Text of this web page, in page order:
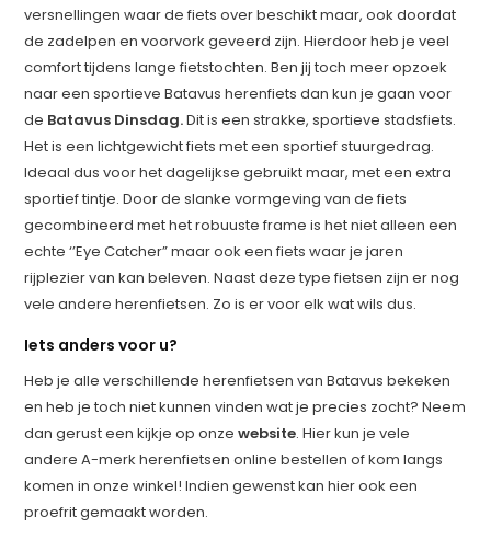
versnellingen waar de fiets over beschikt maar, ook doordat
de zadelpen en voorvork geveerd zijn. Hierdoor heb je veel
comfort tijdens lange fietstochten. Ben jij toch meer opzoek
naar een sportieve Batavus herenfiets dan kun je gaan voor
de Batavus Dinsdag.Dit is een strakke, sportieve stadsfiets.
Het is een lichtgewicht fiets met een sportief stuurgedrag.
Ideaal dus voor het dagelijkse gebruikt maar, met een extra
sportief tintje. Door de slanke vormgeving van de fiets
gecombineerd met het robuuste frame is het niet alleen een
echte ‘’Eye Catcher” maar ook een fiets waar je jaren
rijplezier van kan beleven. Naast deze type fietsen zijn er nog
vele andere herenfietsen. Zo is er voor elk wat wils dus.
Iets anders voor u?
Heb je alle verschillende herenfietsen van Batavus bekeken
en heb je toch niet kunnen vinden wat je precies zocht? Neem
dan gerust een kijkje op onzewebsite. Hier kun je vele
andere A-merk herenfietsen online bestellen of kom langs
komen in onze winkel! Indien gewenst kan hier ook een
proefrit gemaakt worden.